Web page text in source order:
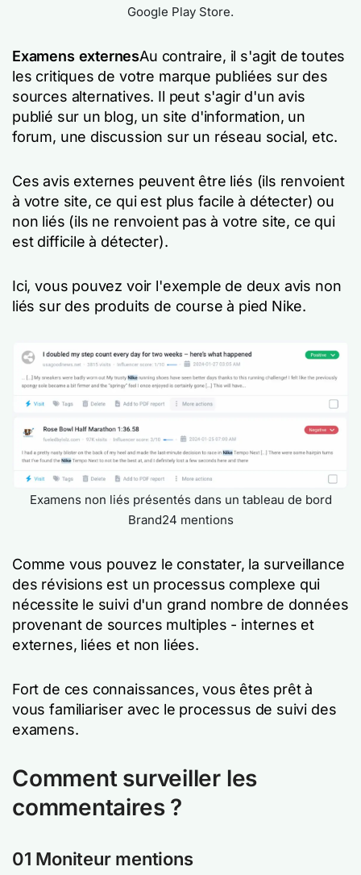
Google Play Store.
Examens externesAu contraire, il s'agit de toutes
les critiques de votre marque publiées sur des
sources alternatives. Il peut s'agir d'un avis
publié sur un blog, un site d'information, un
forum, une discussion sur un réseau social, etc.
Ces avis externes peuvent être liés (ils renvoient
à votre site, ce qui est plus facile à détecter) ou
non liés (ils ne renvoient pas à votre site, ce qui
est difficile à détecter).
Ici, vous pouvez voir l'exemple de deux avis non
liés sur des produits de course à pied Nike.
Examens non liés présentés dans un tableau de bord
Brand24 mentions
Comme vous pouvez le constater, la surveillance
des révisions est un processus complexe qui
nécessite le suivi d'un grand nombre de données
provenant de sources multiples - internes et
externes, liées et non liées.
Fort de ces connaissances, vous êtes prêt à
vous familiariser avec le processus de suivi des
examens.
Comment surveiller les
commentaires ?
01 Moniteur mentions